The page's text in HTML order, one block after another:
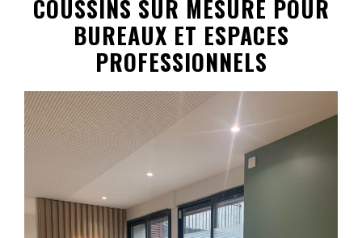
COUSSINS SUR MESURE POUR
BUREAUX ET ESPACES
PROFESSIONNELS